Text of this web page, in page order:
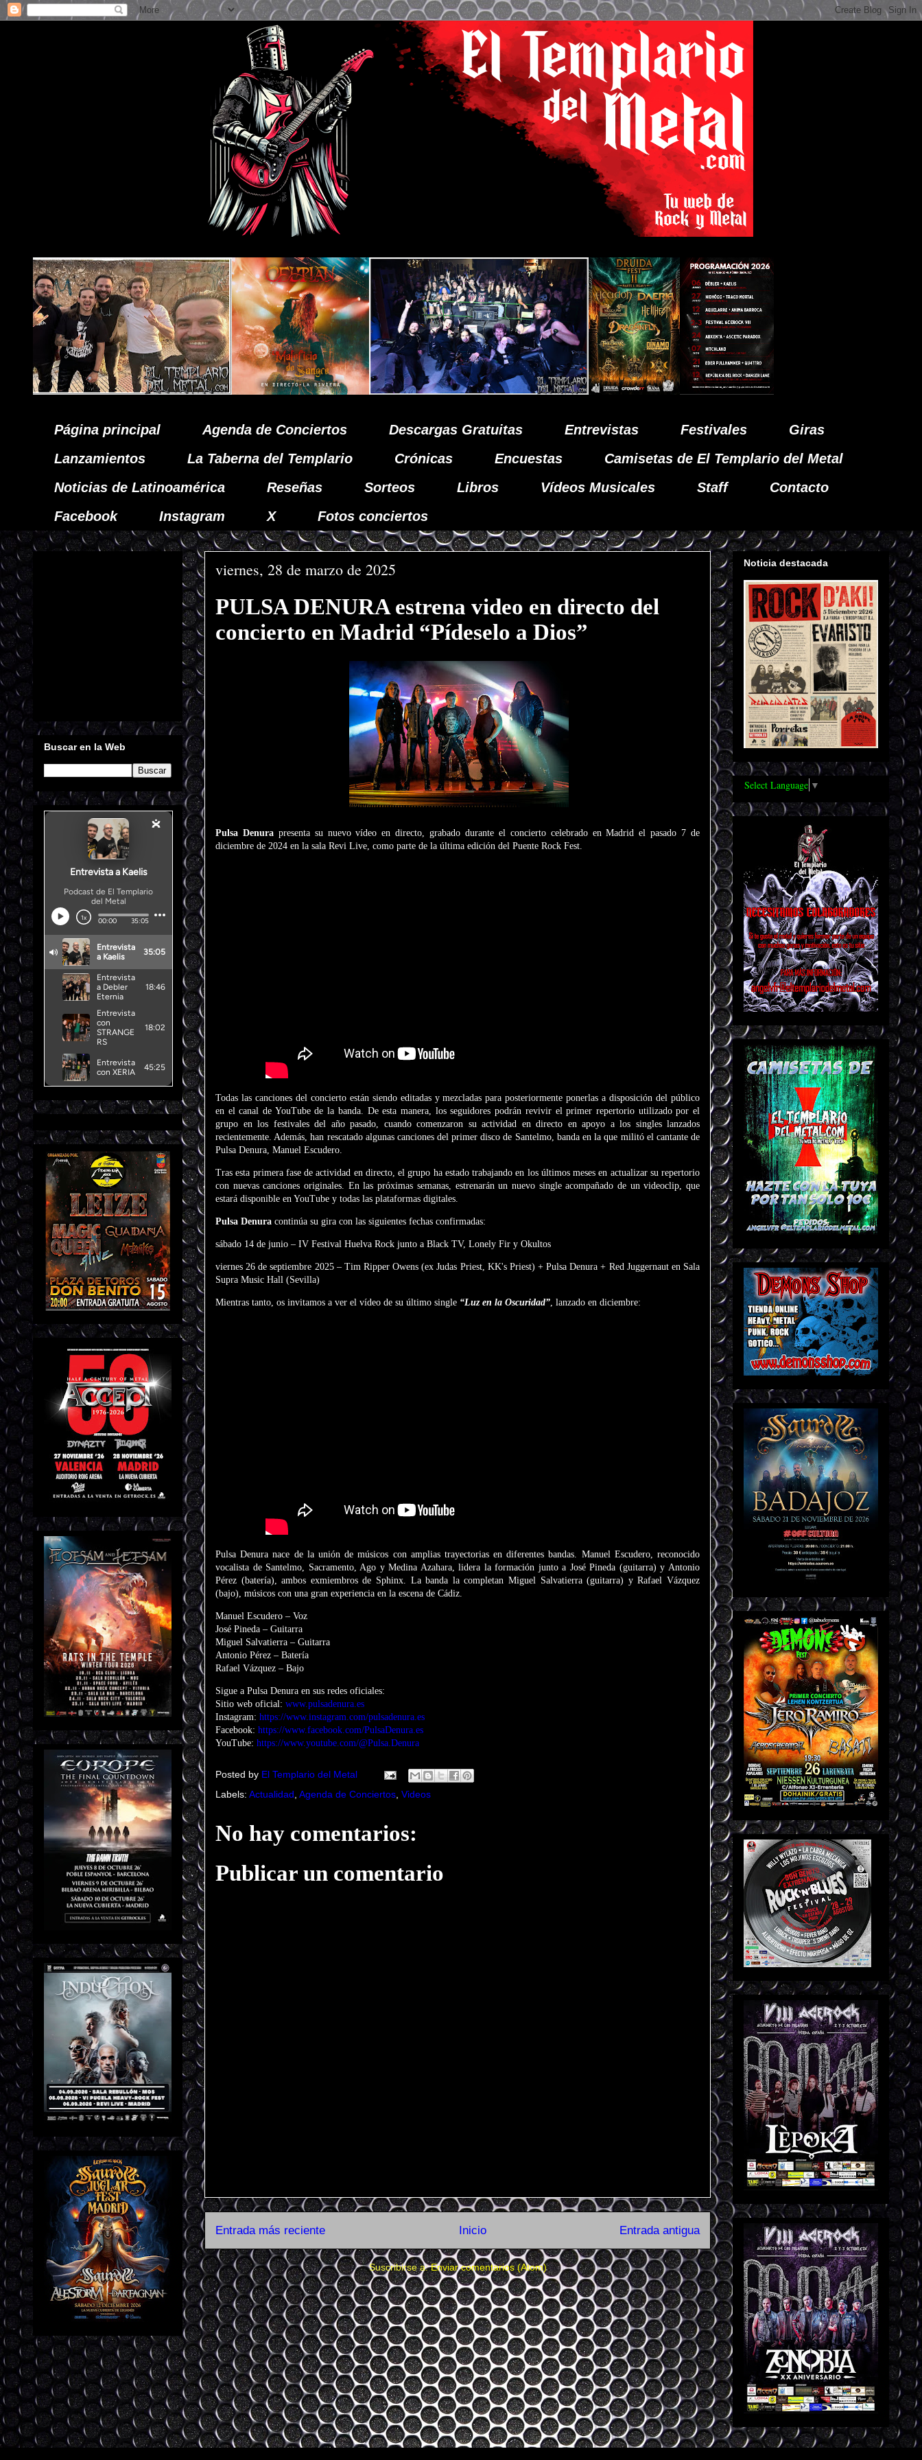
Página principal Agenda de Conciertos Descargas Gratuitas Entrevistas Festivales
Giras
Lanzamientos
La Taberna del Templario Crónicas Encuestas
Camisetas de El Templario del Metal
Noticias de Latinoamérica
Reseñas Sorteos Libros Vídeos Musicales Staff
Contacto
Facebook
Instagram X Fotos conciertos
viernes, 28 de marzo de 2025
PULSA DENURA estrena video en directo del
concierto en Madrid “Pídeselo a Dios”
Pulsa Denurapresenta su nuevo vídeo en directo, grabado durante el concierto celebrado en Madrid el pasado 7 de
diciembre de 2024 en la sala Revi Live, como parte de la última edición del Puente Rock Fest.
Todas las canciones del concierto están siendo editadas y mezcladas para posteriormente ponerlas a disposición del público
en el canal de YouTube de la banda. De esta manera, los seguidores podrán revivir el primer repertorio utilizado por el
grupo en los festivales del año pasado, cuando comenzaron su actividad en directo en apoyo a los singles lanzados
recientemente. Además, han rescatado algunas canciones del primer disco de Santelmo, banda en la que militó el cantante de
Pulsa Denura, Manuel Escudero.
Tras esta primera fase de actividad en directo, el grupo ha estado trabajando en los últimos meses en actualizar su repertorio
con nuevas canciones originales. En las próximas semanas, estrenarán un nuevo single acompañado de un videoclip, que
estará disponible en YouTube y todas las plataformas digitales.
Pulsa Denura continúa su gira con las siguientes fechas confirmadas:
sábado 14 de junio – IV Festival Huelva Rock junto a Black TV, Lonely Fir y Okultos
viernes 26 de septiembre 2025 – Tim Ripper Owens (ex Judas Priest, KK's Priest) + Pulsa Denura + Red Juggernaut en Sala
Supra Music Hall (Sevilla)
Mientras tanto, os invitamos a ver el vídeo de su último single “Luz en la Oscuridad”, lanzado en diciembre:
Pulsa Denura nace de la unión de músicos con amplias trayectorias en diferentes bandas. Manuel Escudero, reconocido
vocalista de Santelmo, Sacramento, Ago y Medina Azahara, lidera la formación junto a José Pineda (guitarra) y Antonio
Pérez (batería), ambos exmiembros de Sphinx. La banda la completan Miguel Salvatierra (guitarra) y Rafael Vázquez
(bajo), músicos con una gran experiencia en la escena de Cádiz.
Manuel Escudero – Voz
José Pineda – Guitarra
Miguel Salvatierra – Guitarra
Antonio Pérez – Batería
Rafael Vázquez – Bajo
Sigue a Pulsa Denura en sus redes oficiales:
Sitio web oficial: www.pulsadenura.es
Instagram: https://www.instagram.com/pulsadenura.es
Facebook: https://www.facebook.com/PulsaDenura.es
YouTube: https://www.youtube.com/@Pulsa.Denura
Posted by El Templario del Metal
Labels: Actualidad Agenda de Conciertos Videos
No hay comentarios:
Publicar un comentario
Entrada más reciente Entrada antigua
Inicio
Suscribirse a:Enviar comentarios (Atom)
Buscar en la Web
Noticia destacada
Select Language ▼